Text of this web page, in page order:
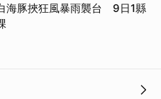
海豚挾狂風暴雨襲台 9日1縣